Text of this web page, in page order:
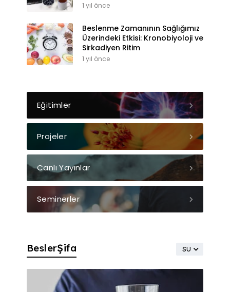
1 yıl önce
Beslenme Zamanının Sağlığımız
Üzerindeki Etkisi: Kronobiyoloji ve
Sirkadiyen Ritim
1 yıl önce
Eğitimler
Projeler
Canlı Yayınlar
Seminerler
SU
BeslerŞifa